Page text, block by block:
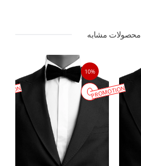
محصولات مشابه
10%
PROMOTION